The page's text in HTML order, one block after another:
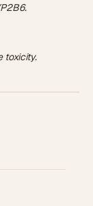
toxicity.